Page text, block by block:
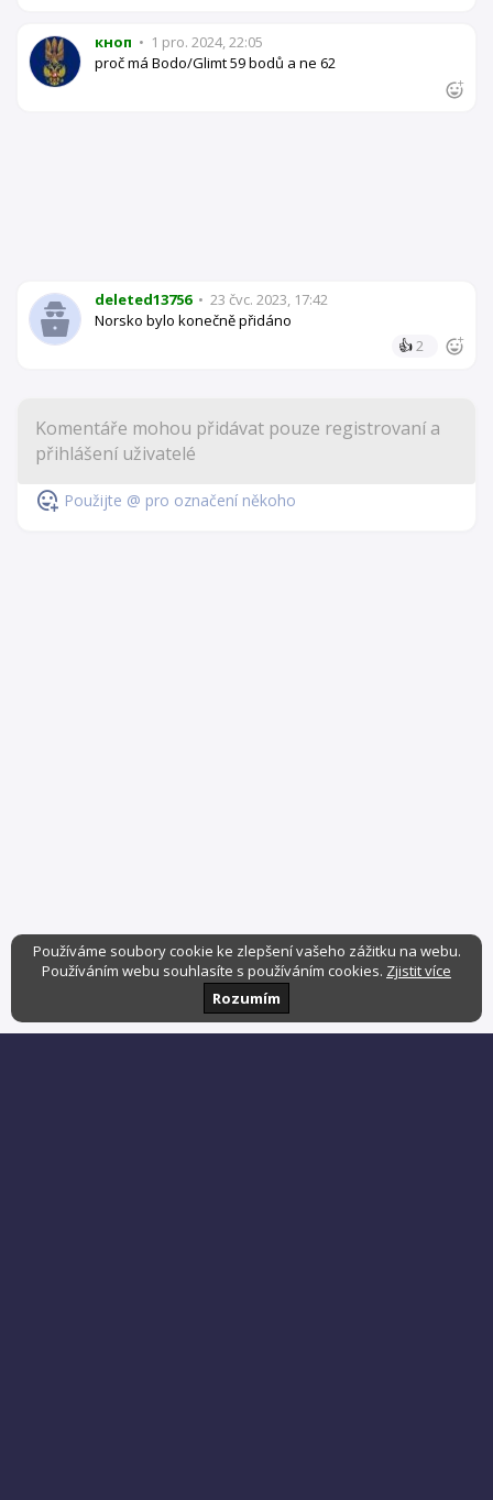
кноп • 1 pro. 2024, 22:05
proč má Bodo/Glimt 59 bodů a ne 62
deleted13756 • 23 čvc. 2023, 17:42
Norsko bylo konečně přidáno
👍2
Použijte @ pro označení někoho
Používáme soubory cookie ke zlepšení vašeho zážitku na webu.
Používáním webu souhlasíte s používáním cookies. Zjistit více
Rozumím